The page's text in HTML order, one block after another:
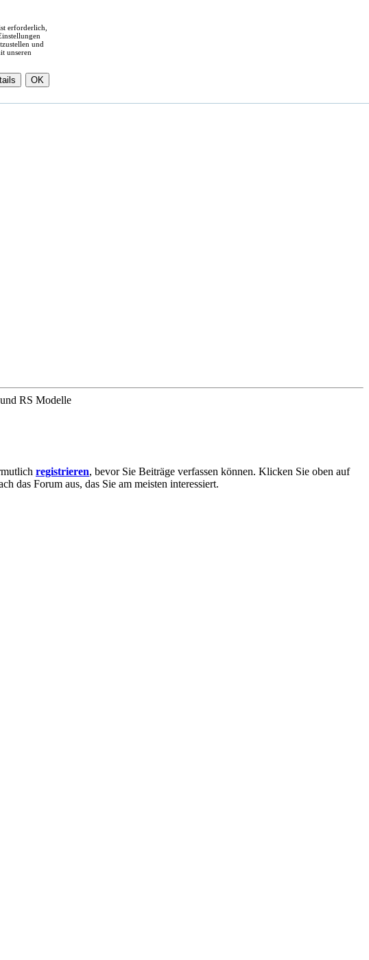
RS Modelle
registrieren, bevor Sie Beiträge verfassen können. Klicken Sie oben auf
das Forum aus, das Sie am meisten interessiert.
erforderlich,
und
unseren